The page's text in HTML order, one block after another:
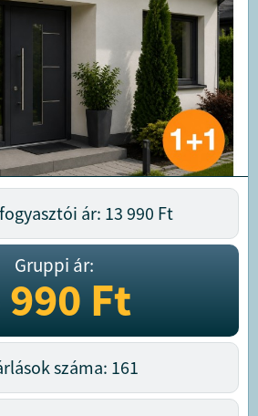
ár: 13 990 Ft
Gruppi ár:
990Ft
száma: 161